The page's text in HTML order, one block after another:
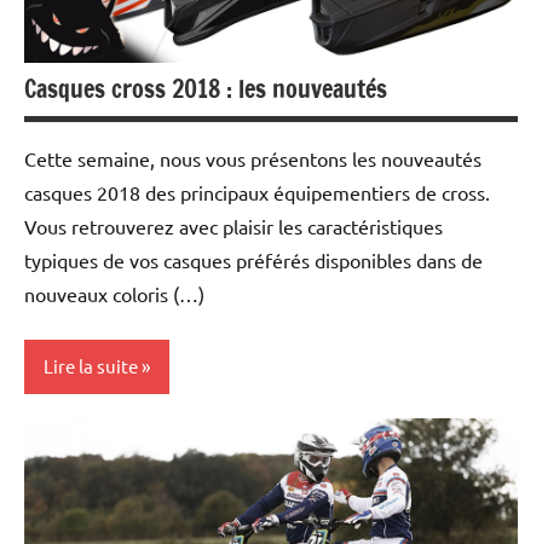
Casques cross 2018 : les nouveautés
Cette semaine, nous vous présentons les nouveautés
casques 2018 des principaux équipementiers de cross.
Vous retrouverez avec plaisir les caractéristiques
typiques de vos casques préférés disponibles dans de
nouveaux coloris (…)
Lire la suite
et
essais